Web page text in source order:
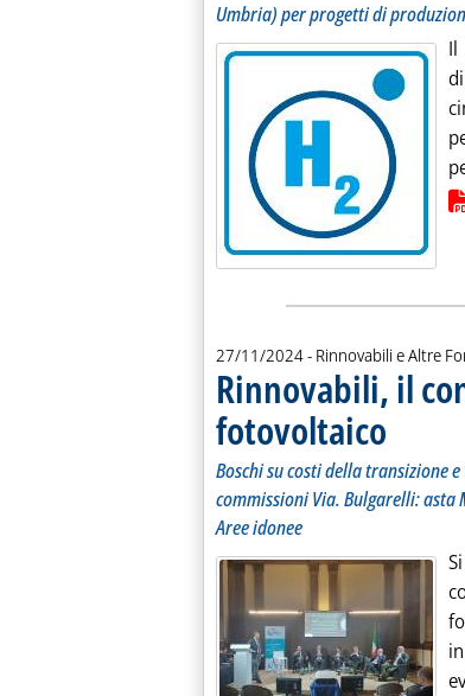
Umbria) per progetti di
Il
Lista allegati PDF
27/11/2024- Rinnovabili e Altre
Rinnovabili, il
fotovoltaico .. Pubblicata
Boschi su costi della
commissioni Via. Bulgarelli: asta
Aree idonee